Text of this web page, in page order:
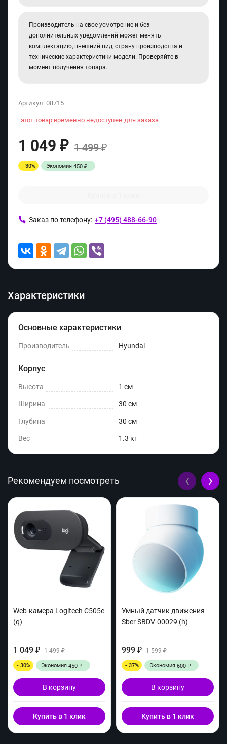
Производитель на свое усмотрение и без
дополнительных уведомлений может менять
комплектацию, внешний вид, страну производства и
технические характеристики модели. Проверяйте в
момент получения товара.
Артикул: 08715
этот товар временно недоступен для заказа
1 049 ₽ 1 499₽
- 30% Экономия 450 ₽
Заказ по телефону: +7 (495) 488-66-90
Характеристики
Основные характеристики
Производитель Hyundai
Корпус
Высота 1 см
Ширина 30 см
Глубина 30 см
Вес 1.3 кг
Рекомендуем посмотреть
Web-камера Logitech C505e
(q)
1 049 ₽ 1 499₽
- 30% Экономия 450 ₽
В корзину
Купить в 1 клик
Умный датчик движения
Sber SBDV-00029 (h)
999 ₽ 1 599₽
- 37% Экономия 600 ₽
В корзину
Купить в 1 клик
‹ ›